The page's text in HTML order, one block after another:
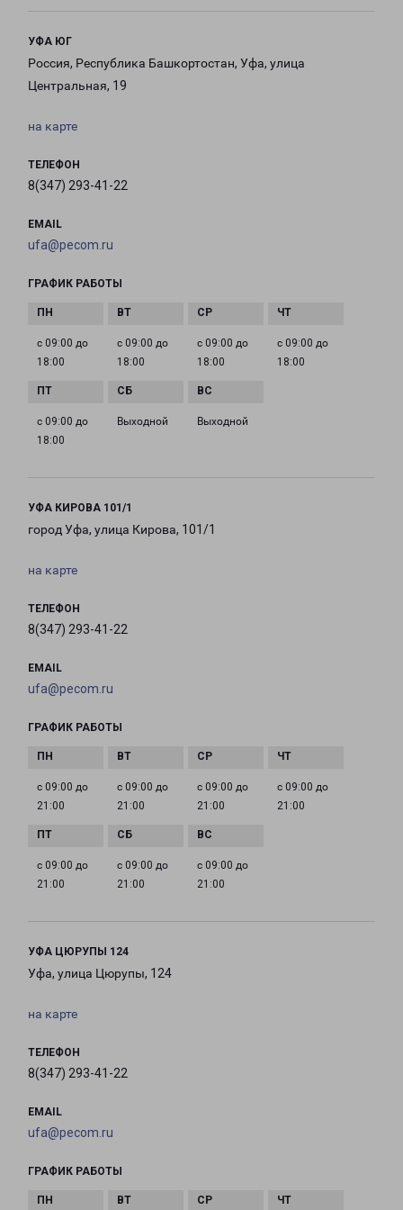
УФА ЮГ
Россия, Республика Башкортостан, Уфа, улица
Центральная, 19
на карте
ТЕЛЕФОН
8(347) 293-41-22
EMAIL
ufa@pecom.ru
ГРАФИК РАБОТЫ
с 09:00 до
18:00
с 09:00 до
18:00
с 09:00 до
18:00
с 09:00 до
18:00
с 09:00 до
18:00
Выходной Выходной
УФА КИРОВА 101/1
город Уфа, улица Кирова, 101/1
на карте
ТЕЛЕФОН
8(347) 293-41-22
EMAIL
ufa@pecom.ru
ГРАФИК РАБОТЫ
с 09:00 до
21:00
с 09:00 до
21:00
с 09:00 до
21:00
с 09:00 до
21:00
с 09:00 до
21:00
с 09:00 до
21:00
с 09:00 до
21:00
УФА ЦЮРУПЫ 124
Уфа, улица Цюрупы, 124
на карте
ТЕЛЕФОН
8(347) 293-41-22
EMAIL
ufa@pecom.ru
ГРАФИК РАБОТЫ